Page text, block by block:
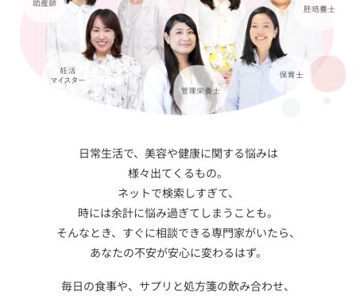
日常生活で、美容や健康に関する悩みは
様々出てくるもの。
ネットで検索しすぎて、
時には余計に悩み過ぎてしまうことも。
そんなとき、すぐに相談できる専門家がいたら、
あなたの不安が安心に変わるはず。
毎日の食事や、サプリと処方箋の飲み合わせ、